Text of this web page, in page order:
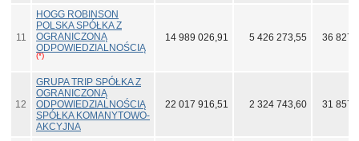
11
HOGG ROBINSON
POLSKA SPÓŁKA Z
OGRANICZONĄ
ODPOWIEDZIALNOŚCIĄ
(*)
14 989 026,91 5 426 273,55 36 827
12
GRUPA TRIP SPÓŁKA Z
OGRANICZONĄ
ODPOWIEDZIALNOŚCIĄ
SPÓŁKA KOMANYTOWO-
AKCYJNA
22 017 916,51 2 324 743,60 31 857